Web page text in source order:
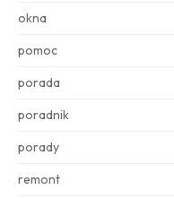
okna
pomoc
porada
poradnik
porady
remont